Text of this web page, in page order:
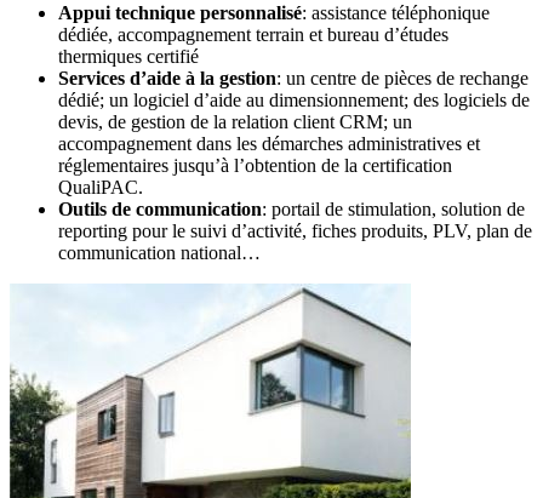
Appui technique personnalisé: assistance téléphonique
dédiée, accompagnement terrain et bureau d’études
thermiques certifié
Services d’aide à la gestion: un centre de pièces de rechange
dédié; un logiciel d’aide au dimensionnement; des logiciels de
devis, de gestion de la relation client CRM; un
accompagnement dans les démarches administratives et
réglementaires jusqu’à l’obtention de la certification
QualiPAC.
Outils de communication: portail de stimulation, solution de
reporting pour le suivi d’activité, fiches produits, PLV, plan de
communication national…